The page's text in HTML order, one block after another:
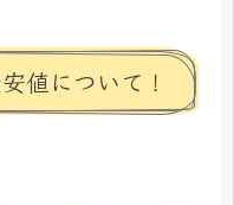
値について！